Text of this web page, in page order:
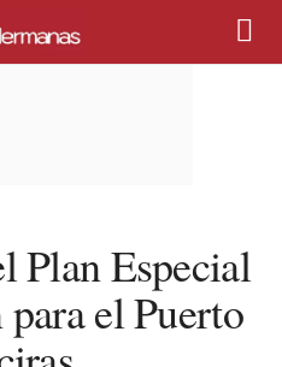
Plan Especial
el Puerto